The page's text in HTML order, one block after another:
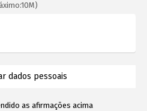
dados pessoais
as afirmações acima